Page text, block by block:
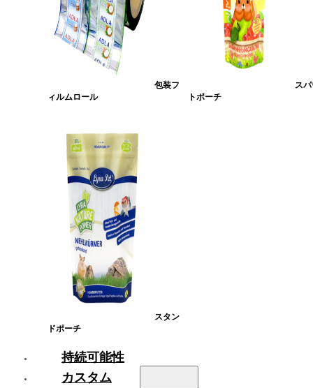
包装フ
ィルムロール
ス
トポーチ
スタン
ドポーチ
持続可能性
カスタム